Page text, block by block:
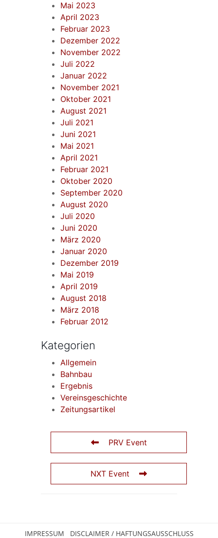
Mai 2023
April 2023
Februar 2023
Dezember 2022
November 2022
Juli 2022
Januar 2022
November 2021
Oktober 2021
August 2021
Juli 2021
Juni 2021
Mai 2021
April 2021
Februar 2021
Oktober 2020
September 2020
August 2020
Juli 2020
Juni 2020
März 2020
Januar 2020
Dezember 2019
Mai 2019
April 2019
August 2018
März 2018
Februar 2012
Kategorien
Allgemein
Bahnbau
Ergebnis
Vereinsgeschichte
Zeitungsartikel
PRV Event
NXT Event
IMPRESSUM
DISCLAIMER / HAFTUNGSAUSSCHLUSS